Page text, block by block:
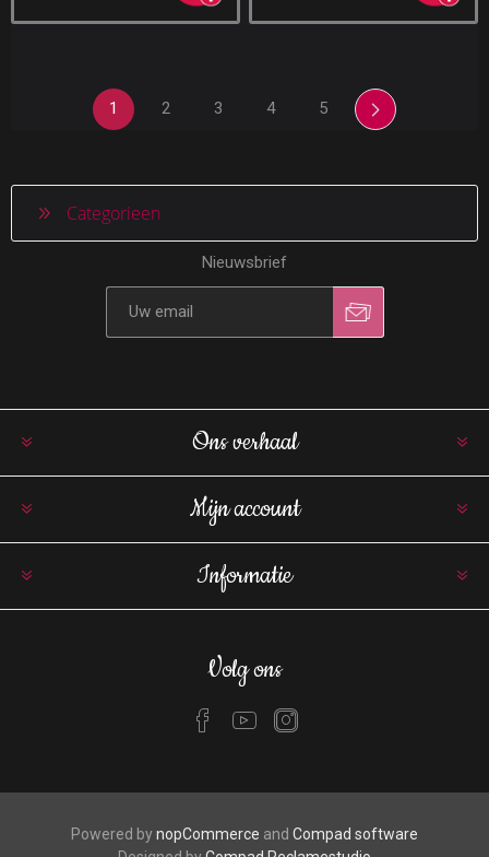
1 2 3 4 5
Categorieen
Nieuwsbrief
Ons verhaal
Mijn account
Informatie
Volg ons
Powered bynopCommerce and Compad software